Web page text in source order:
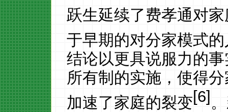
跃生延续了费孝通对
于早期的对分家模式
结论以更具说服力的
所有制的实施，使得
加速了家庭的裂变[6]